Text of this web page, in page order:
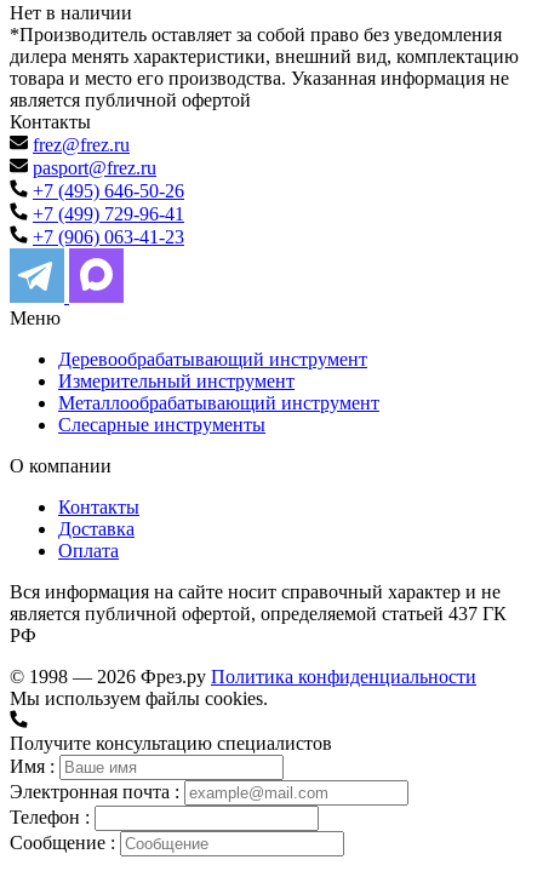
Нет в наличии
*Производитель оставляет за собой право без уведомления
дилера менять характеристики, внешний вид, комплектацию
товара и место его производства. Указанная информация не
является публичной офертой
Контакты
frez@frez.ru
pasport@frez.ru
+7 (495) 646-50-26
+7 (499) 729-96-41
+7 (906) 063-41-23
Меню
Деревообрабатывающий инструмент
Измерительный инструмент
Металлообрабатывающий инструмент
Слесарные инструменты
О компании
Контакты
Доставка
Оплата
Вся информация на сайте носит справочный характер и не
является публичной офертой, определяемой статьей 437 ГК
РФ
© 1998 — 2026 Фрез.ру Политика конфиденциальности
Мы используем файлы cookies.
Получите консультацию специалистов
Имя :
Электронная почта :
Телефон :
Сообщение :